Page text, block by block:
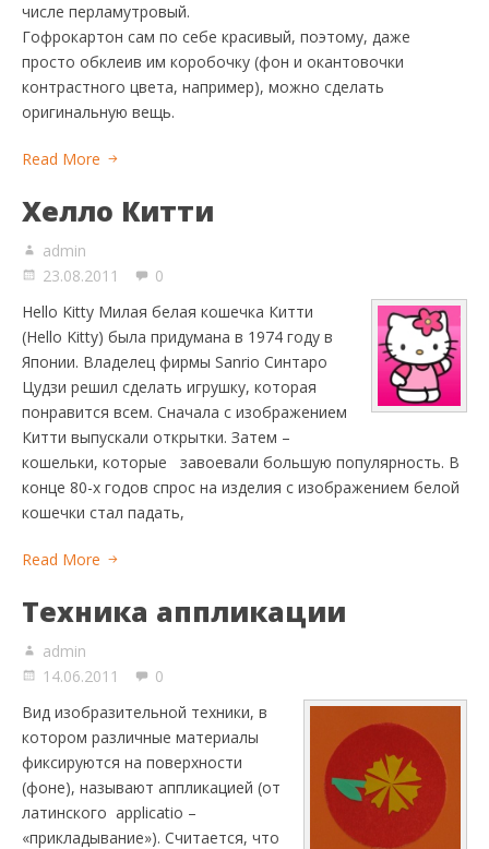
числе перламутровый.
Гофрокартон сам по себе красивый, поэтому, даже
просто обклеив им коробочку (фон и окантовочки
контрастного цвета, например), можно сделать
оригинальную вещь.
Read More
Хелло Китти
admin
23.08.2011
0
Hello Kitty Милая белая кошечка Китти
(Hello Kitty) была придумана в 1974 году в
Японии. Владелец фирмы Sanrio Синтаро
Цудзи решил сделать игрушку, которая
понравится всем. Сначала с изображением
Китти выпускали открытки. Затем –
кошельки, которые завоевали большую популярность. В
конце 80-х годов спрос на изделия с изображением белой
кошечки стал падать,
Read More
Техника аппликации
admin
14.06.2011
0
Вид изобразительной техники, в
котором различные материалы
фиксируются на поверхности
(фоне), называют аппликацией (от
латинского applicatio –
«прикладывание»). Считается, что